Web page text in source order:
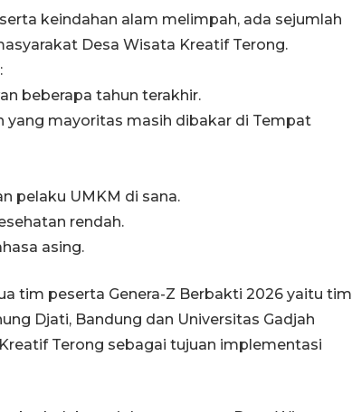
keindahan alam melimpah, ada sejumlah
Desa Wisata Kreatif Terong.
beberapa tahun terakhir.
mayoritas masih dibakar di Tempat
pelaku UMKM di sana.
rendah.
asing.
tim peserta Genera-Z Berbakti 2026 yaitu tim
Djati, Bandung dan Universitas Gadjah
Terong sebagai tujuan implementasi